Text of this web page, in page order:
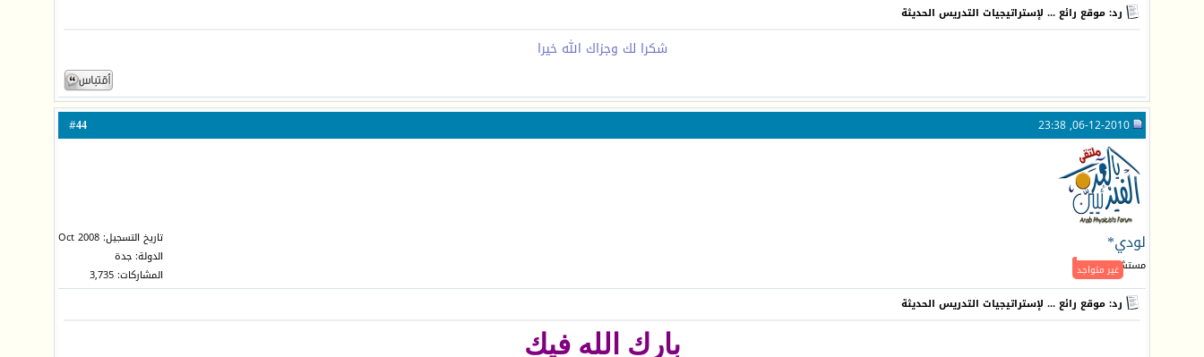
رد: موقع رائع ... لإستراتيجيات التدريس الحديثة
شكرا لك وجزاك الله خيرا
44
لودي*
غير متواجد
مستشار فيزيائي
تاريخ التسجيل: Oct 2008
الدولة: جدة
المشاركات: 3,735
رد: موقع رائع ... لإستراتيجيات التدريس الحديثة
بارك الله فيك